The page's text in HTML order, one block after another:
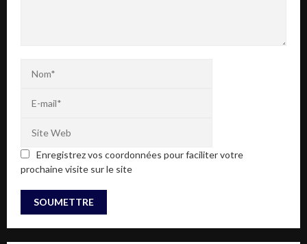
Enregistrez vos coordonnées pour faciliter votre
prochaine visite sur le site